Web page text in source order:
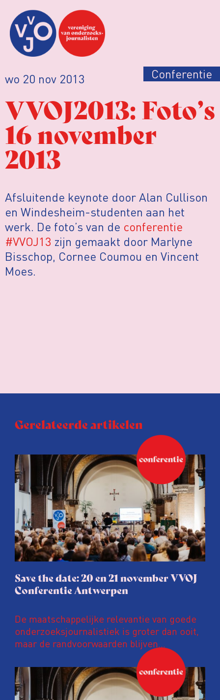
wo 20 nov 2013 Conferentie
VVOJ2013: Foto’s
16 november
2013
Afsluitende keynote door Alan Cullison
en Windesheim-studenten aan het
werk. De foto’s van de conferentie
#VVOJ13 zijn gemaakt door Marlyne
Bisschop, Cornee Coumou en Vincent
Moes.
Gerelateerde artikelen
Save the date: 20 en 21 november VVOJ
Conferentie Antwerpen
De maatschappelijke relevantie van goede
onderzoeksjournalistiek is groter dan ooit,
maar de randvoorwaarden blijven
kwetsbaar. Tijdens de komende VVOJ
Conferentie duiken we in De
ongemakkelijke werkelijkheid: een eerlijke
en urgente blik op de staat van ons vak.